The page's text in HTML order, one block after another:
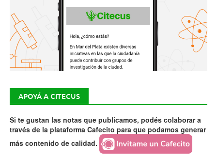
APOYÁ A CITECUS
Si te gustan las notas que publicamos, podés colaborar a
través de la plataforma Cafecito para que podamos generar
más contenido de calidad.